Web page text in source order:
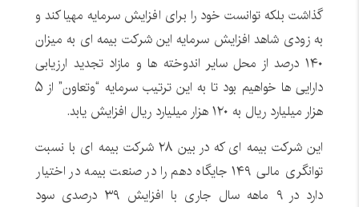
گذاشت بلکه توانست خود را برای افزایش سرمایه مهیا کند و
به زودی شاهد افزایش سرمایه این شرکت بیمه ای به میزان
۱۴۰ درصد از محل سایر اندوخته ها و مازاد تجدید ارزیابی
دارایی ها خواهیم بود تا به این ترتیب سرمایه “وتعاون” از ۵
هزار میلیارد ریال به ۱۲۰ هزار میلیارد ریال افزایش یابد.
این شرکت بیمه ای که در بین ۲۸ شرکت بیمه ای با نسبت
توانگری مالی ۱۴۹ جایگاه دهم را در صنعت بیمه در اختیار
دارد در ۹ ماهه سال جاری با افزایش ۳۹ درصدی سود